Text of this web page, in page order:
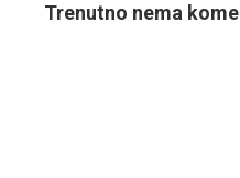
Trenutno nema